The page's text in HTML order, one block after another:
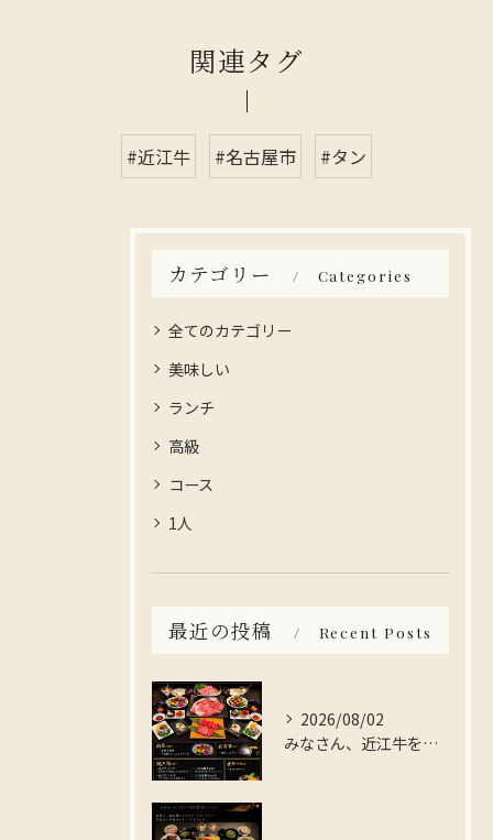
関連タグ
#近江牛 #名古屋市 #タン
カテゴリー Categories
全てのカテゴリー
美味しい
ランチ
高級
コース
1人
最近の投稿 Recent Posts
2026/08/02
みなさん、近江牛を存分に楽しんでみませんか？